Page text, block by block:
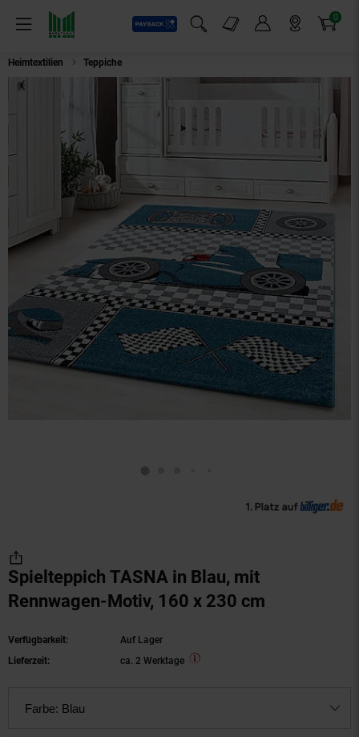
Menü
Payback
Suchfeld einblenden
Markt-Angebote 0
Artikel
Heimtextilien Teppiche
Spielteppich TASNA in Blau, mit
Rennwagen-Motiv, 160 x 230 cm
Verfügbarkeit:
Auf Lager
Lieferzeit:
ca. 2 Werktage
Farbe: Blau